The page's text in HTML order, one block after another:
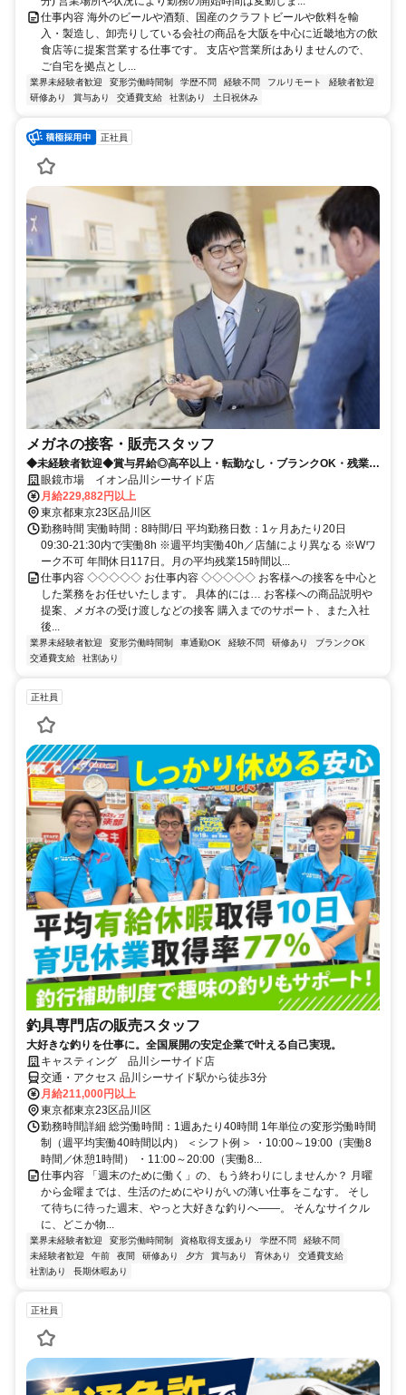
仕事内容 海外のビールや酒類、国産のクラフトビールや飲料を輸
入・製造し、卸売りしている会社の商品を大阪を中心に近畿地方の飲
食店等に提案営業する仕事です。 支店や営業所はありませんので、
ご自宅を拠点とし...
業界未経験者歓迎 変形労働時間制 学歴不問 経験不問 フルリモート
経験者歓迎
研修あり
賞与あり 交通費支給 社割あり 土日祝休み
正社員
メガネの接客・販売スタッフ
◆未経験者歓迎◆賞与昇給◎高卒以上・転勤なし・ブランクOK・残業少
なめ・業界No1！
眼鏡市場 イオン品川シーサイド店
月給229,882円以上
東京都東京23区品川区
勤務時間 実働時間：8時間/日 平均勤務日数：1ヶ月あたり20日
09:30-21:30内で実働8h ※週平均実働40h／店舗により異なる ※Wワ
ーク不可 年間休日117日。月の平均残業15時間以...
仕事内容 ◇◇◇◇◇ お仕事内容 ◇◇◇◇◇ お客様への接客を中心と
した業務をお任せいたします。 具体的には… お客様への商品説明や
提案、メガネの受け渡しなどの接客 購入までのサポート、また入社
後...
業界未経験者歓迎 変形労働時間制 車通勤OK 経験不問 研修あり
ブランクOK
交通費支給
社割あり
正社員
釣具専門店の販売スタッフ
大好きな釣りを仕事に。全国展開の安定企業で叶える自己実現。
キャスティング 品川シーサイド店
交通・アクセス 品川シーサイド駅から徒歩3分
月給211,000円以上
東京都東京23区品川区
勤務時間詳細 総労働時間：1週あたり40時間 1年単位の変形労働時間
制（週平均実働40時間以内） ＜シフト例＞ ・10:00～19:00（実働8
時間／休憩1時間） ・11:00～20:00（実働8...
仕事内容 「週末のために働く」の、もう終わりにしませんか？ 月曜
から金曜までは、生活のためにやりがいの薄い仕事をこなす。 そし
て待ちに待った週末、やっと大好きな釣りへ——。 そんなサイクル
に、どこか物...
業界未経験者歓迎 変形労働時間制 資格取得支援あり 学歴不問
経験不問
未経験者歓迎
午前 夜間 研修あり 夕方 賞与あり 育休あり
交通費支給
社割あり
長期休暇あり
正社員